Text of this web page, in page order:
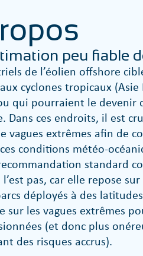
peu fiable
de l’éolien offshore
cyclones tropicaux
qui pourraient le devenir
Dans ces endroits, il est
vagues extrêmes afin de
conditions météo-
standard
l’est pas, car elle repose
déployés à des
sur les vagues extrêmes
(et donc plus
des risques accrus).